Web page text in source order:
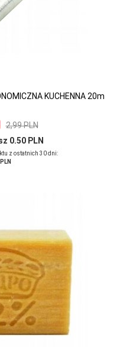
KUCHENNA 20m
2,99 PLN
0.50 PLN
z ostatnich 30 dni: